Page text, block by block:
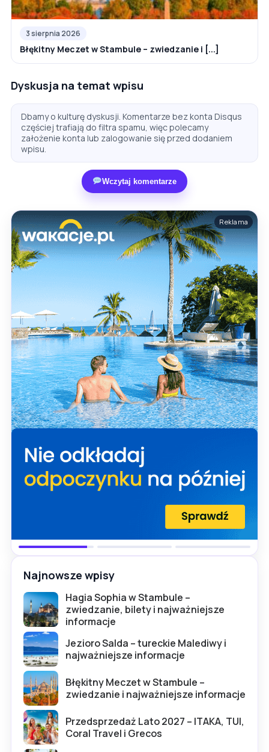
3 sierpnia 2026
Błękitny Meczet w Stambule – zwiedzanie i [...]
Dyskusja na temat wpisu
Dbamy o kulturę dyskusji. Komentarze bez konta Disqus
częściej trafiają do filtra spamu, więc polecamy
założenie konta lub zalogowanie się przed dodaniem
wpisu.
Wczytaj komentarze
Reklama
Najnowsze wpisy
Hagia Sophia w Stambule –
zwiedzanie, bilety i najważniejsze
informacje
Jezioro Salda – tureckie Malediwy i
najważniejsze informacje
Błękitny Meczet w Stambule –
zwiedzanie i najważniejsze informacje
Przedsprzedaż Lato 2027 – ITAKA, TUI,
Coral Travel i Grecos